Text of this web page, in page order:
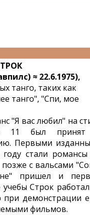
≈ 22.6.1975),
танго, таких как
танго", "Спи, мое
"Я вас любил" на
11 был
Первыми
стали
с вальсами
пришел и
учебы Строк
при демонстрации
фильмов.